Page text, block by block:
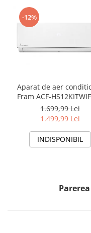
-12%
Aparat de aer
Fram ACF-
12000 BTU, Wifi, Kit
instalare inclus,
Sleep, Clasa A++
1.699,99 Lei
1.499,99 Lei
INDISPONIBIL